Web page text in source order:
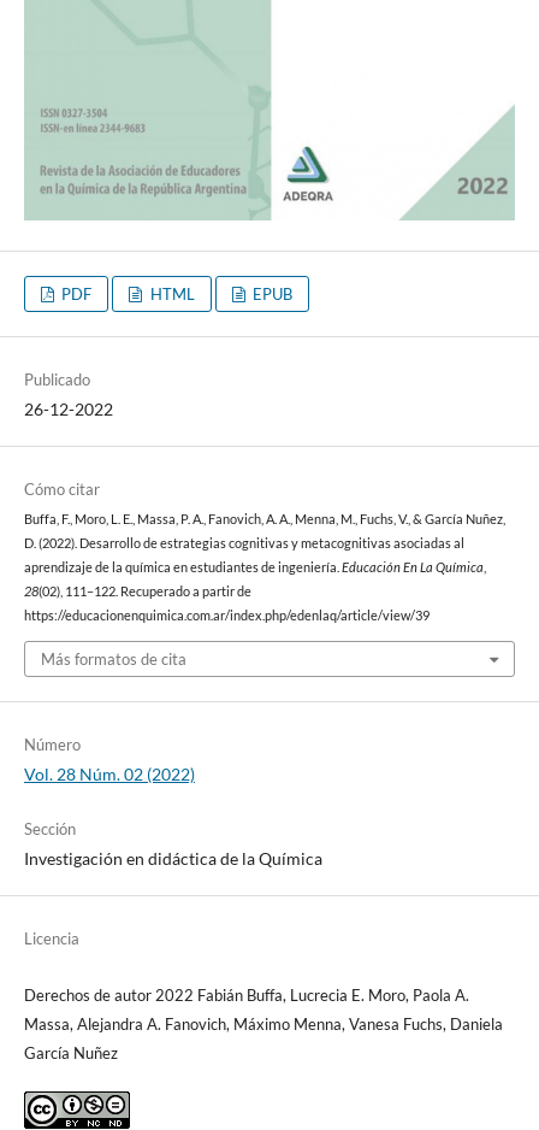
PDF HTML EPUB
Publicado
26-12-2022
Cómo citar
Buffa, F., Moro, L. E., Massa, P. A., Fanovich, A. A., Menna, M., Fuchs, V., & García Nuñez,
D. (2022). Desarrollo de estrategias cognitivas y metacognitivas asociadas al
aprendizaje de la química en estudiantes de ingeniería.Educación En La Química,
28(02), 111–122. Recuperado a partir de
https://educacionenquimica.com.ar/index.php/edenlaq/article/view/39
Más formatos de cita
Número
Vol. 28 Núm. 02 (2022)
Sección
Investigación en didáctica de la Química
Licencia
Derechos de autor 2022 Fabián Buffa, Lucrecia E. Moro, Paola A.
Massa, Alejandra A. Fanovich, Máximo Menna, Vanesa Fuchs, Daniela
García Nuñez